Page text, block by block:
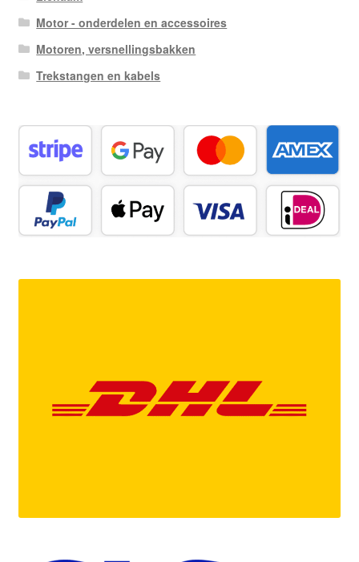
Motor - onderdelen en accessoires
Motoren, versnellingsbakken
Trekstangen en kabels